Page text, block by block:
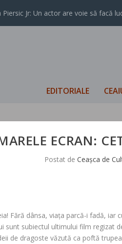
Piersic Jr: Un actor are voie să facă
EDITORIALE
ECRAN:
Postat deCeașca de
Fără dânsa, viața parcă-i fadă, iar
sunt subiectul ultimului film regizat
de dragoste văzută ca poftă